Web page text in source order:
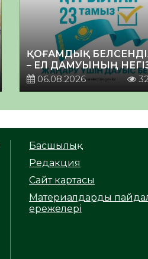
ҚОҒАМДЫҚ
– ЕЛ ДАМУЫНЫҢ
06.08.2026
Басшылық
Редакция
Сайт картасы
Материалдарды
ережелері